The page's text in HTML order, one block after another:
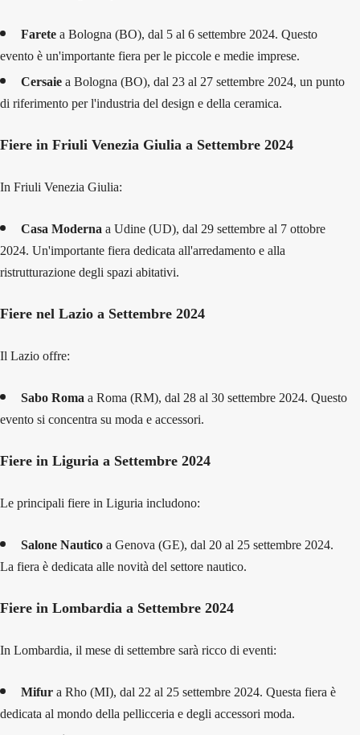
Farete a Bologna (BO), dal 5 al 6 settembre 2024. Questo
evento è un'importante fiera per le piccole e medie imprese.
Cersaie a Bologna (BO), dal 23 al 27 settembre 2024, un punto
di riferimento per l'industria del design e della ceramica.
Fiere in Friuli Venezia Giulia a Settembre 2024
In Friuli Venezia Giulia:
Casa Moderna a Udine (UD), dal 29 settembre al 7 ottobre
2024. Un'importante fiera dedicata all'arredamento e alla
ristrutturazione degli spazi abitativi.
Fiere nel Lazio a Settembre 2024
Il Lazio offre:
Sabo Roma a Roma (RM), dal 28 al 30 settembre 2024. Questo
evento si concentra su moda e accessori.
Fiere in Liguria a Settembre 2024
Le principali fiere in Liguria includono:
Salone Nautico a Genova (GE), dal 20 al 25 settembre 2024.
La fiera è dedicata alle novità del settore nautico.
Fiere in Lombardia a Settembre 2024
In Lombardia, il mese di settembre sarà ricco di eventi:
Mifur a Rho (MI), dal 22 al 25 settembre 2024. Questa fiera è
dedicata al mondo della pellicceria e degli accessori moda.